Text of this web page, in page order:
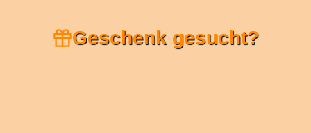
Geschenk gesucht?